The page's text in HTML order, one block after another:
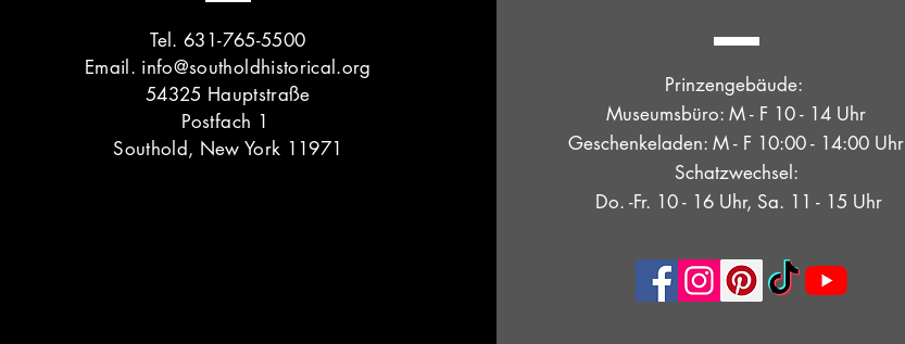
Tel. 631-765-5500
Email. info@southoldhistorical.org
54325 Hauptstraße
Postfach 1
Southold, New York 11971
Prinzengebäude:
Museumsbüro: M - F 10 - 14 Uhr
Geschenkeladen: M - F 10:00 - 14:00 Uhr
Schatzwechsel:
Do. -Fr. 10 - 16 Uhr, Sa. 11 - 15 Uhr